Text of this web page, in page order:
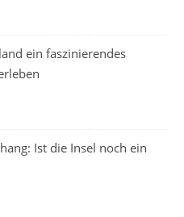
ein faszinierendes
Ist die Insel noch ein